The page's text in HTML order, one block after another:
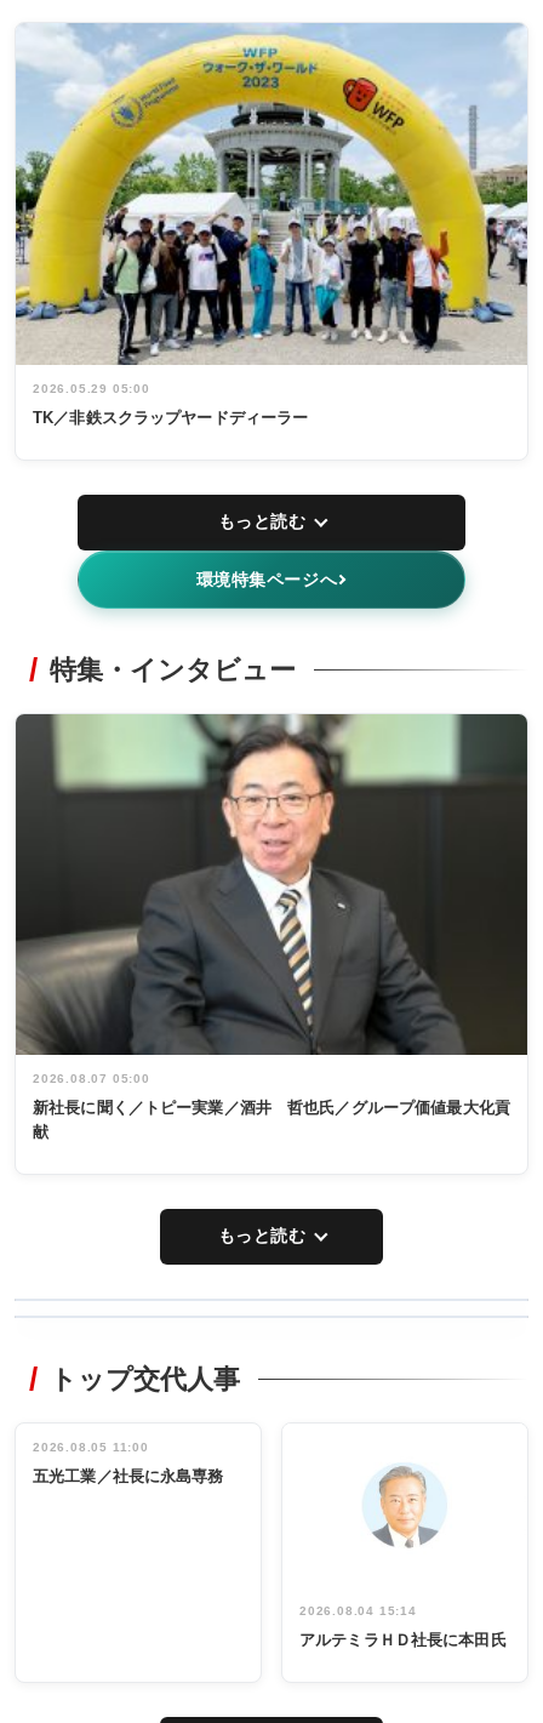
2026.05.29 05:00
TK／非鉄スクラップヤードディーラー
もっと読む
環境特集ページへ
特集・インタビュー
2026.08.07 05:00
新社長に聞く／トピー実業／酒井 哲也氏／グループ価値最大化貢
献
もっと読む
非鉄業界で
インタビュ
ー／社内ア
タックトレー
祝う 業界関
係者ら220人
出席
トップ交代人事
2026.08.05 11:00
五光工業／社長に永島専務
2026.08.04 15:14
アルテミラＨＤ社長に本田氏